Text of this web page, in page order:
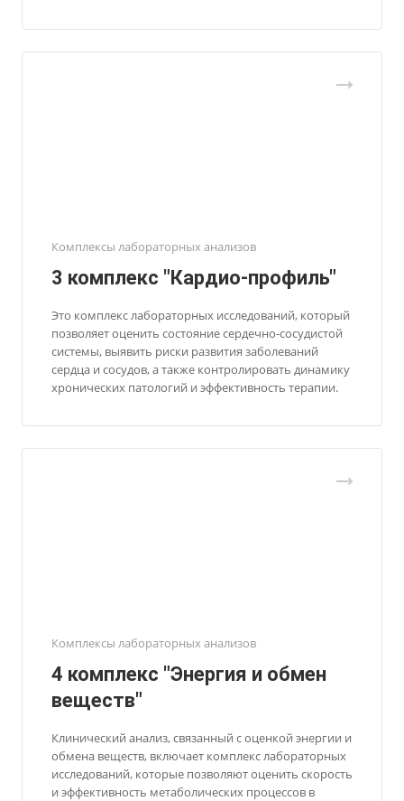
Комплексы лабораторных анализов
3 комплекс "Кардио-профиль"
Это комплекс лабораторных исследований, который
позволяет оценить состояние сердечно-сосудистой
системы, выявить риски развития заболеваний
сердца и сосудов, а также контролировать динамику
хронических патологий и эффективность терапии.
Комплексы лабораторных анализов
4 комплекс "Энергия и обмен
веществ"
Клинический анализ, связанный с оценкой энергии и
обмена веществ, включает комплекс лабораторных
исследований, которые позволяют оценить скорость
и эффективность метаболических процессов в